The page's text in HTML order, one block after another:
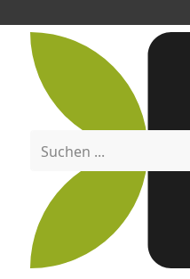
Menü
Suchen ...